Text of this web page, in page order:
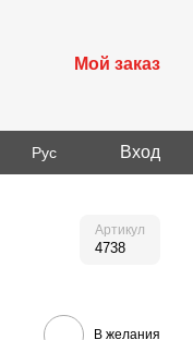
Мой заказ
Рус Вход
Артикул
4738
В желания